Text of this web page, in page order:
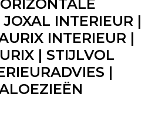
INTERIEUR |
INTERIEUR |
| STIJLVOL
|